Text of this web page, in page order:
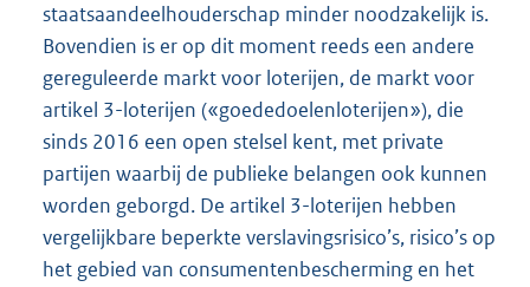
staatsaandeelhouderschap minder noodzakelijk is.
Bovendien is er op dit moment reeds een andere
gereguleerde markt voor loterijen, de markt voor
artikel 3-loterijen («goededoelenloterijen»), die
sinds 2016 een open stelsel kent, met private
partijen waarbij de publieke belangen ook kunnen
worden geborgd. De artikel 3-loterijen hebben
vergelijkbare beperkte verslavingsrisico’s, risico’s op
het gebied van consumentenbescherming en het